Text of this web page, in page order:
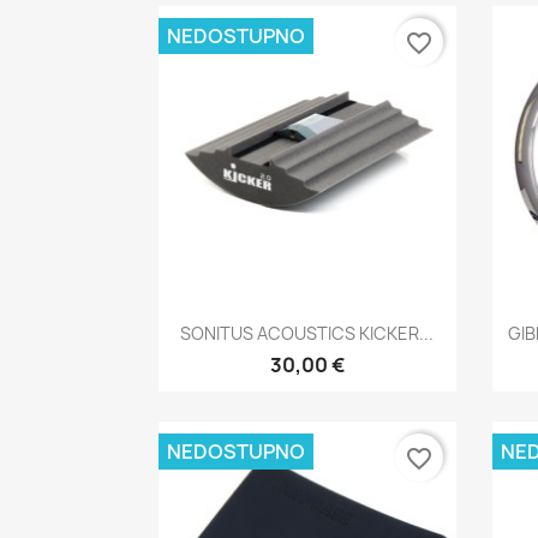
Brzi pregled
SONITUS ACOUSTICS KICKER...
30,00 €
NEDOSTUPNO favorite_border
NEDOSTUPNO favorite_border